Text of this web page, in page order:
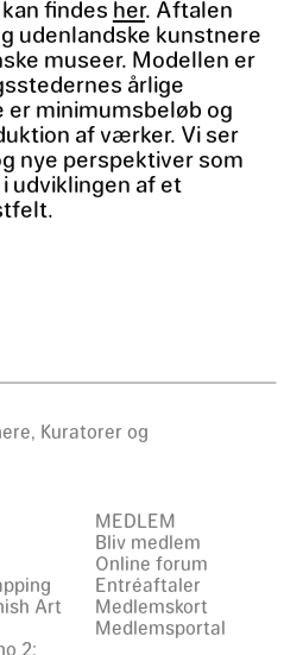
findes her. Aftalen
udenlandske kunstnere
museer. Modellen er
årlige
er minimumsbeløb og
af værker. Vi ser
nye perspektiver som
udviklingen af et
Kuratorer og
Art
2:
MEDLEM
Bliv medlem
Online forum
Entréaftaler
Medlemskort
Medlemsportal